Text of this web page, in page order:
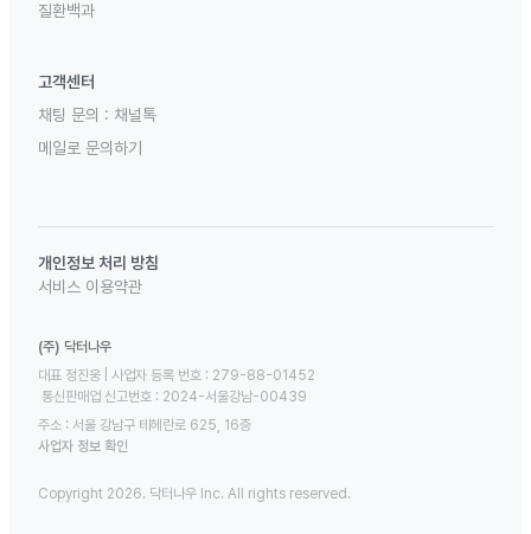
질환백과
고객센터
채팅 문의 : 채널톡
메일로 문의하기
개인정보 처리 방침
서비스 이용약관
(주) 닥터나우
대표 정진웅 | 사업자 등록 번호 : 279-88-01452
통신판매업 신고번호 : 2024-서울강남-00439
주소 : 서울 강남구 테헤란로 625, 16층
사업자 정보 확인
Copyright 2026. 닥터나우 Inc. All rights reserved.